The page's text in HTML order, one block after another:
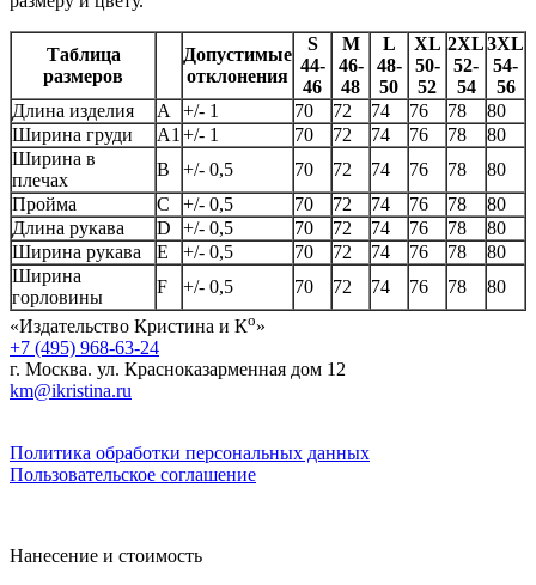
Таблица
размеров
Допустимые
отклонения
S
44-
46
M
46-
48
L
48-
50
XL
50-
52
2XL
52-
54
3XL
54-
56
Длина изделия
А +/- 1 70 72 74 76 78
80
Ширина груди
А1 +/- 1 70 72 74 76 78
80
Ширина в
плечах
B +/- 0,5 70 72 74 76 78
80
Пройма
C +/- 0,5 70 72 74 76 78
80
Длина рукава
D +/- 0,5 70 72 74 76 78
80
Ширина рукава
E +/- 0,5 70 72 74 76 78
80
Ширина
горловины
F +/- 0,5 70 72 74 76 78
80
«Издательство Кристина и Ко»
+7 (495) 968-63-24
г. Москва. ул. Красноказарменная дом 12
km@ikristina.ru
Политика обработки персональных данных
Пользовательское соглашение
Нанесение и стоимость